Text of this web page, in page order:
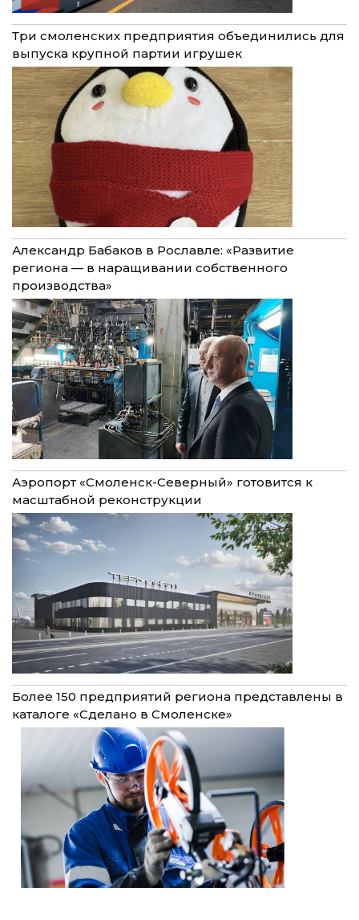
Три смоленских предприятия объединились для
выпуска крупной партии игрушек
Александр Бабаков в Рославле: «Развитие
региона — в наращивании собственного
производства»
Аэропорт «Смоленск-Северный» готовится к
масштабной реконструкции
Более 150 предприятий региона представлены в
каталоге «Сделано в Смоленске»